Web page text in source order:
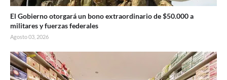
El Gobierno otorgará un bono extraordinario de $50.000 a
militares y fuerzas federales
Agosto 03, 2026